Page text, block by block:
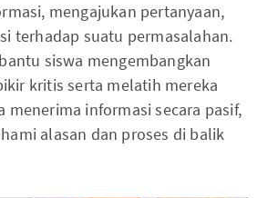
mengajukan pertanyaan,
terhadap suatu permasalahan.
siswa mengembangkan
kritis serta melatih mereka
menerima informasi secara pasif,
alasan dan proses di balik